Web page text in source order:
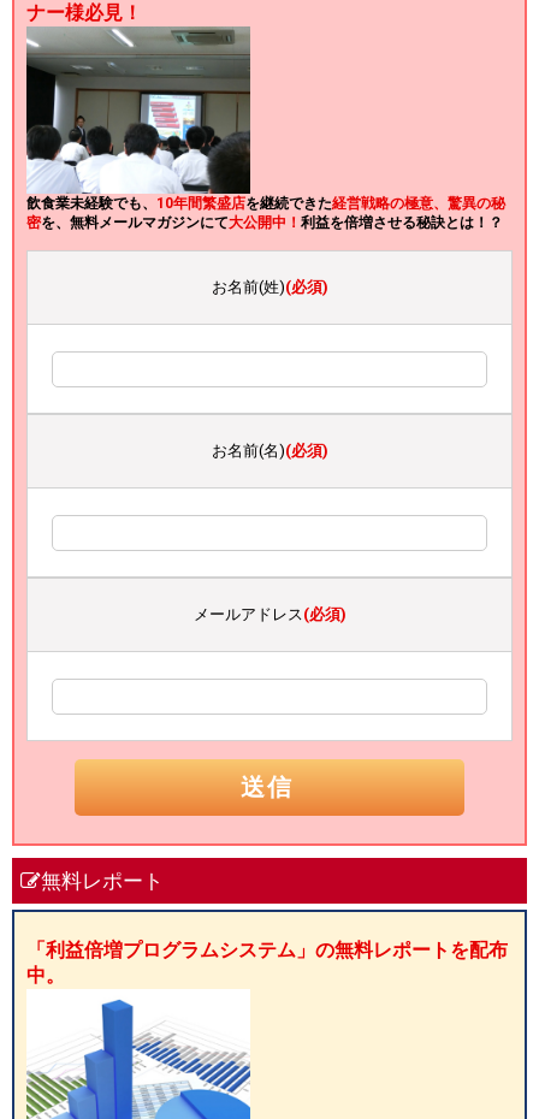
ナー様必見！
飲食業未経験でも、 10年間繁盛店を継続できた経営戦略の極意、驚異の秘
密を、無料メールマガジンにて大公開中！ 利益を倍増させる秘訣とは！？
お名前(姓)(必須)
お名前(名)(必須)
メールアドレス(必須)
無料レポート
「利益倍増プログラムシステム」の無料レポートを配布
中。